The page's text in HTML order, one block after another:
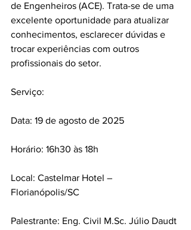
de Engenheiros (ACE). Trata-se de uma
excelente oportunidade para atualizar
conhecimentos, esclarecer dúvidas e
trocar experiências com outros
profissionais do setor.
Serviço:
Data: 19 de agosto de 2025
Horário: 16h30 às 18h
Local: Castelmar Hotel –
Florianópolis/SC
Palestrante: Eng. Civil M.Sc. Júlio Daudt